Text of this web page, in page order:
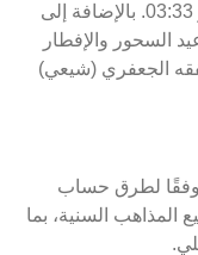
انتهاء السحور أو الفجر في الرحمن تاباه هو 03:33. بالإضافة إلى
السحور والإفطار
الجعفري (شيعي)
وفقًا لطرق حساب
المذاهب السنية، بما